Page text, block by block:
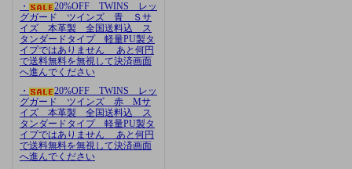
・
20%OFF TWINS レッ
グガード ツインズ 青 Ｓサ
イズ 本革製 全国送料込 ス
タンダードタイプ 軽量PU製タ
イプではありません あと何円
で送料無料を無視して決済画面
へ進んでください
・
20%OFF TWINS レッ
グガード ツインズ 赤 Mサ
イズ 本革製 全国送料込 ス
タンダードタイプ 軽量PU製タ
イプではありません あと何円
で送料無料を無視して決済画面
へ進んでください